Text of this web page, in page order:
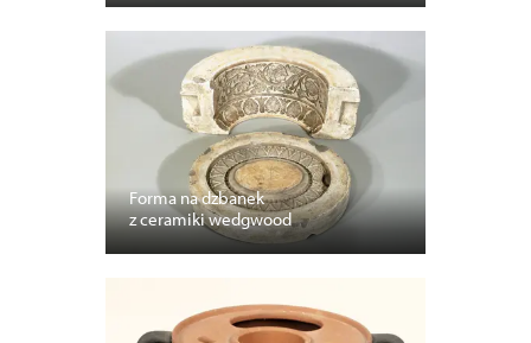
Forma na dzbanek
z ceramiki wedgwood